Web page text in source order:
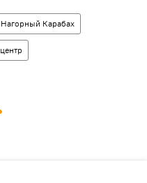
Нагорный Карабах
центр